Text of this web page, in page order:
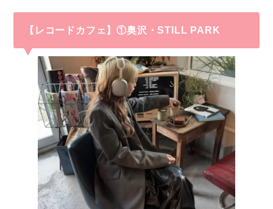
【レコードカフェ】①奥沢・STILL PARK